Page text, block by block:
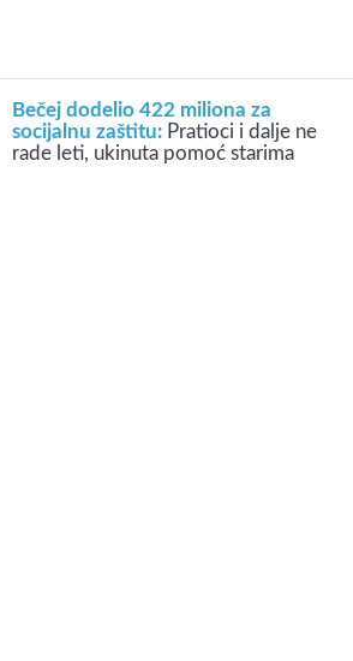
Bečej dodelio 422 miliona za
socijalnu zaštitu: Pratioci i dalje ne
rade leti, ukinuta pomoć starima